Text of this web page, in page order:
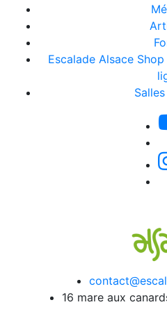
Escalade Alsace
16 mare aux